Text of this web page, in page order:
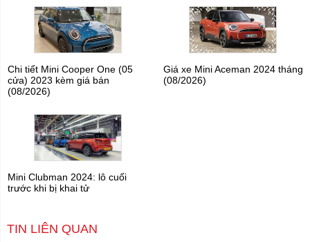
Chi tiết Mini Cooper One (05
cửa) 2023 kèm giá bán
(08/2026)
Giá xe Mini Aceman 2024 tháng
(08/2026)
Mini Clubman 2024: lô cuối
trước khi bị khai tử
TIN LIÊN QUAN